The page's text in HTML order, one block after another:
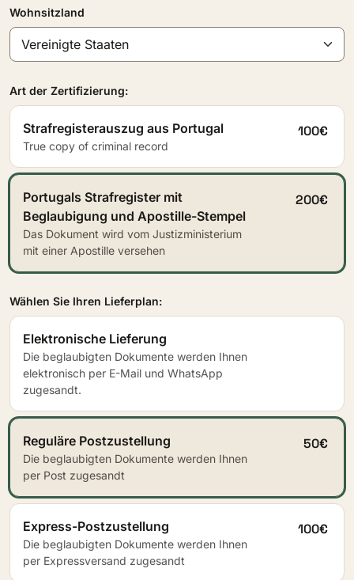
Wohnsitzland
Art der Zertifizierung:
Strafregisterauszug aus Portugal 100€
True copy of criminal record
Portugals Strafregister mit
Beglaubigung und Apostille-Stempel
200€
Das Dokument wird vom Justizministerium
mit einer Apostille versehen
Wählen Sie Ihren Lieferplan:
Elektronische Lieferung
Die beglaubigten Dokumente werden Ihnen
elektronisch per E-Mail und WhatsApp
zugesandt.
Reguläre Postzustellung 50€
Die beglaubigten Dokumente werden Ihnen
per Post zugesandt
Express-Postzustellung 100€
Die beglaubigten Dokumente werden Ihnen
per Expressversand zugesandt